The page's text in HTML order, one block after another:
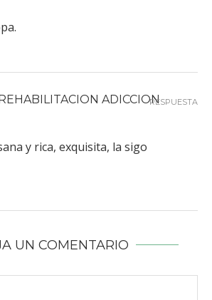
ADICCION
y rica, exquisita, la sigo
RESPUESTA
UN COMENTARIO